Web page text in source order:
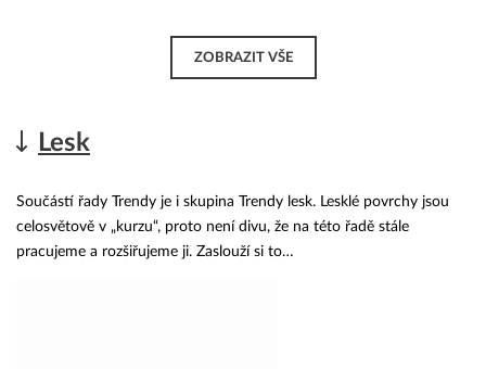
ZOBRAZIT VŠE
Lesk
Součástí řady Trendy je i skupina Trendy lesk. Lesklé povrchy jsou
celosvětově v „kurzu“, proto není divu, že na této řadě stále
pracujeme a rozšiřujeme ji. Zaslouží si to…